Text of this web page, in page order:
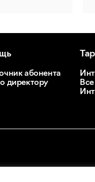
абонента
директору